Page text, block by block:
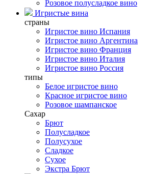
Розовое полусладкое вино
Игристые вина
страны
Игристое вино Испания
Игристое вино Аргентина
Игристое вино Франция
Игристое вино Италия
Игристое вино Россия
типы
Белое игристое вино
Красное игристое вино
Розовое шампанское
Сахар
Брют
Полусладкое
Полусухое
Сладкое
Сухое
Экстра Брют